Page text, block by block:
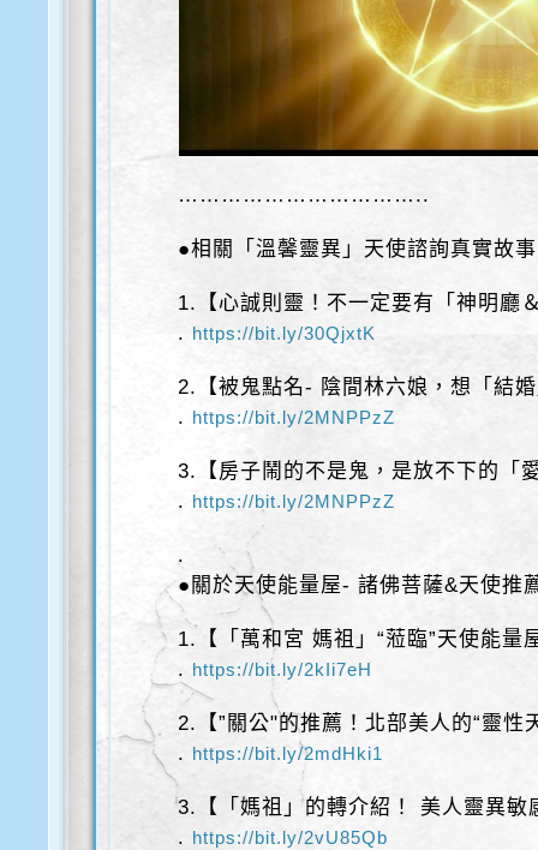
……………………………..
●相關「溫馨靈異」天使諮詢真實故
1.【心誠則靈！不一定要有「神明廳
. https://bit.ly/30QjxtK
2.【被鬼點名- 陰間林六娘，想「結
. https://bit.ly/2MNPPzZ
3.【房子鬧的不是鬼，是放不下的「
. https://bit.ly/2MNPPzZ
.
●關於天使能量屋- 諸佛菩薩&天使推
1.【「萬和宮 媽祖」“蒞臨”天使能量
. https://bit.ly/2kIi7eH
2.【”關公"的推薦！北部美人的“靈性
. https://bit.ly/2mdHki1
3.【「媽祖」的轉介紹！ 美人靈異敏
. https://bit.ly/2vU85Qb